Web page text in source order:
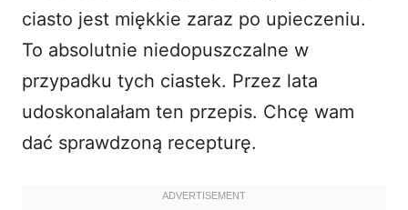
ciasto jest miękkie zaraz po upieczeniu.
To absolutnie niedopuszczalne w
przypadku tych ciastek. Przez lata
udoskonalałam ten przepis. Chcę wam
dać sprawdzoną recepturę.